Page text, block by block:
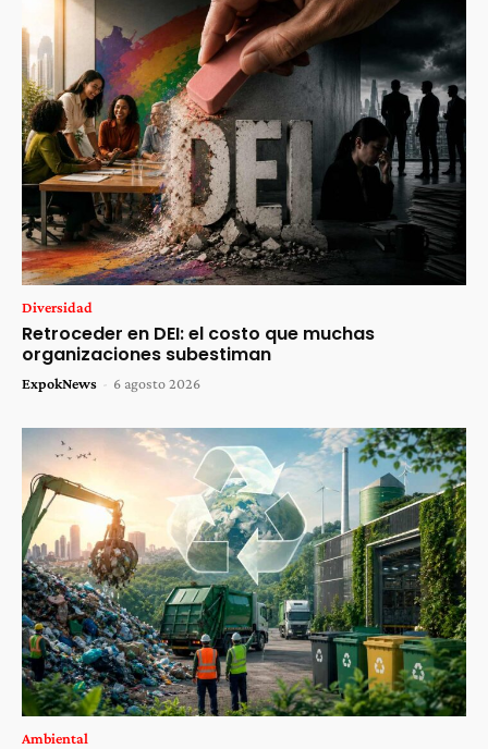
Diversidad
Retroceder en DEI: el costo que muchas
organizaciones subestiman
ExpokNews - 6 agosto 2026
Ambiental